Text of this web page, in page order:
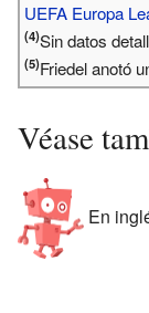
UEFA Europa
(4)Sin datos
(5)Friedel anotó
Véase
En